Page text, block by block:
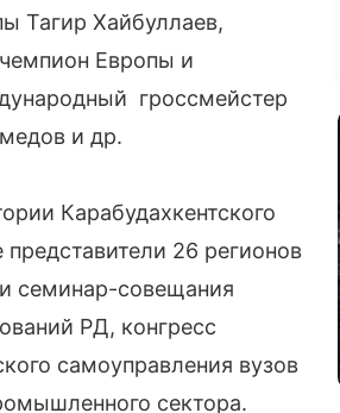
Тагир Хайбуллаев,
Европы и
гроссмейстер
и др.
Карабудахкентского
26 регионов
семинар-совещания
РД, конгресс
самоуправления вузов
сектора.